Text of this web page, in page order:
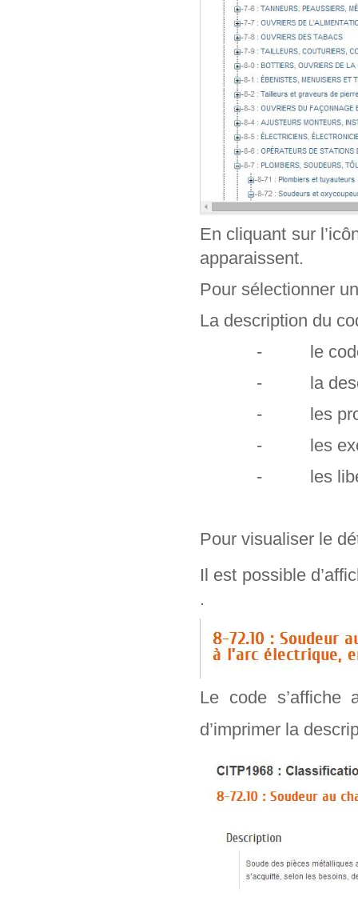
En cliquant sur
apparaissent.
Pour sélectionner
La description du
- le code
- la
- les
- les
- les
Pour visualiser le
Il est possible
.
Le code s’affiche
d’imprimer la